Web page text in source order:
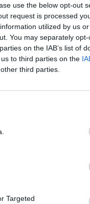
use the below opt-out
request is processed
utilized by us
You may separately
on the IAB’s list of
to third parties on the
third parties.
Targeted
και τη χρήση
βασικούς κανόνες
ενημερωτικό
την εκπαίδευση των